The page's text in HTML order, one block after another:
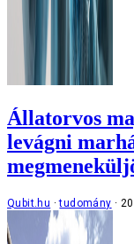
Állatorvos
levágni
Qubit.hu tudomány